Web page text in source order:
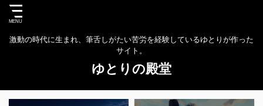
激動の時代に生まれ、筆舌しがたい苦労を経験しているゆとりが作った
サイト。
ゆとりの殿堂